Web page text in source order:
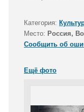
Категория:
Место: Россия,
Сообщить об
Ещё фото